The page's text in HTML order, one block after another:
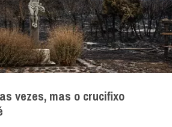
vezes, mas o crucifixo